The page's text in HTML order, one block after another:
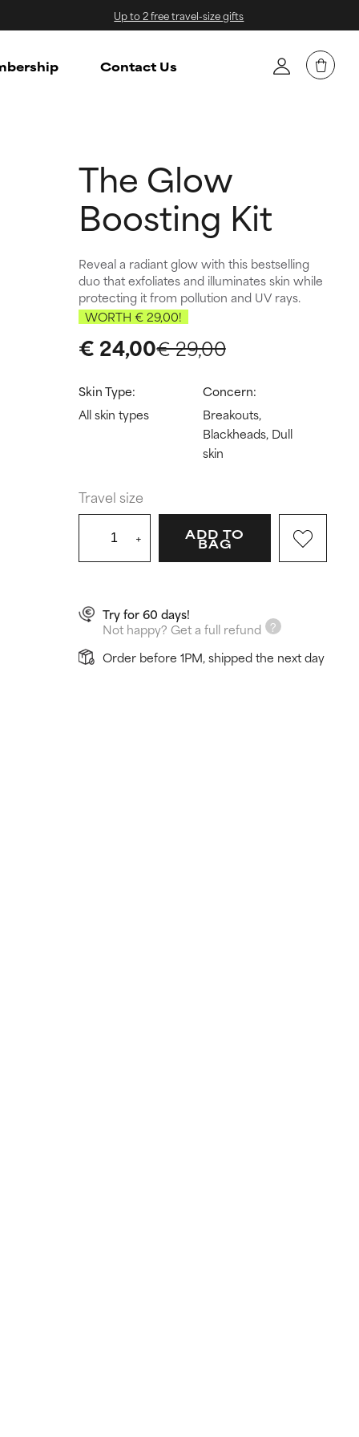
Up to 2 free travel-size gifts
Contact Us
The Glow
Boosting Kit
Reveal a radiant glow with this bestselling
duo that exfoliates and illuminates skin while
protecting it from pollution and UV rays.
WORTH € 29,00!
€ 29,00
€ 24,00
Skin Type:
All skin types
Concern:
Breakouts,
Blackheads, Dull
skin
Travel size
+
ADD TO
BAG
Try for 60 days!
Not happy? Get a full refund
Order before 1PM, shipped the next day